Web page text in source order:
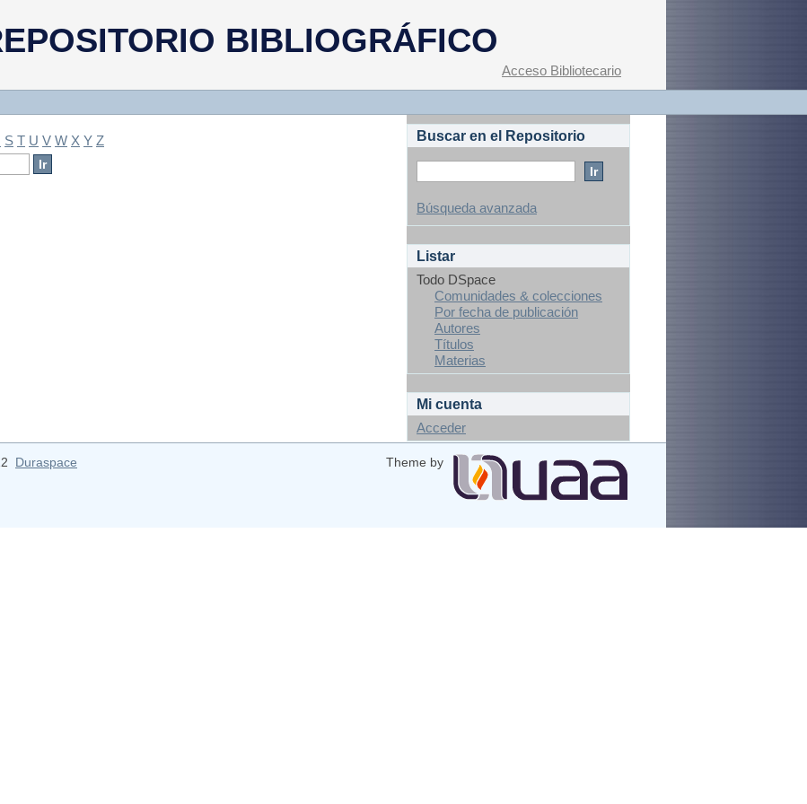
BIBLIOGRÁFICO
Acceso Bibliotecario
S T U V W X Y Z
Buscar en el Repositorio
Búsqueda avanzada
Listar
Todo DSpace
Comunidades & colecciones
Por fecha de publicación
Autores
Títulos
Materias
Mi cuenta
Acceder
Duraspace
Theme by